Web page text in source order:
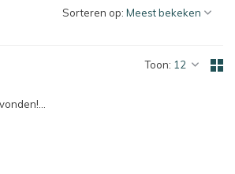
Toon:
Sorteren op: